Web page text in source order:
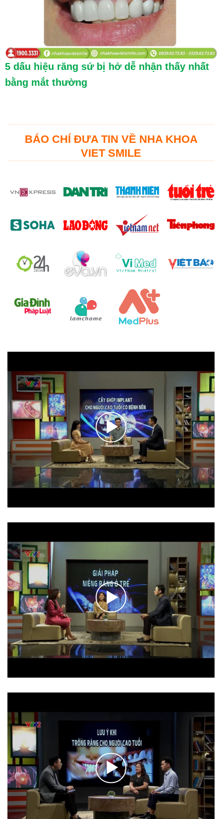
5 dấu hiệu răng sứ bị hở dễ nhận thấy nhất
bằng mắt thường
BÁO CHÍ ĐƯA TIN VỀ NHA KHOA
VIET SMILE